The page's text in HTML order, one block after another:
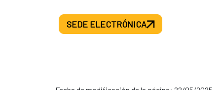
SEDE ELECTRÓNICA